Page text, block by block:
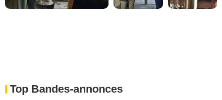
Top Bandes-annonces